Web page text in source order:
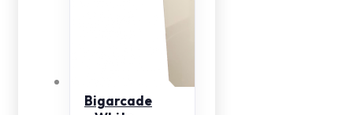
Bigarcade